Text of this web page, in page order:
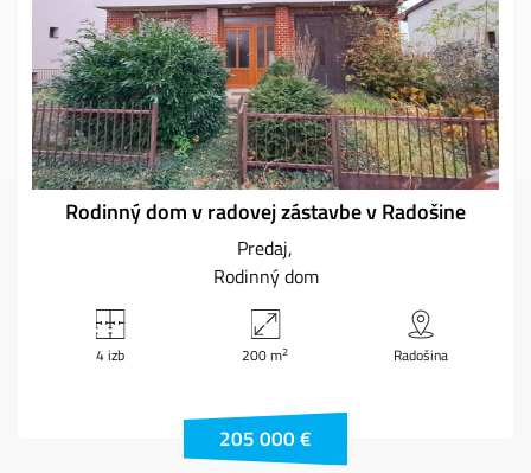
Rodinný dom v radovej zástavbe v Radošine
Predaj
Rodinný dom
4 izb 200 m2 Radošina
205 000 €